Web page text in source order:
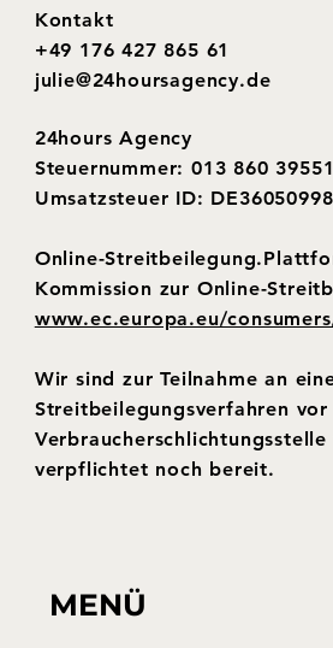
Kontakt
+49 176 427 865 61
julie@24hoursagency.de
24hours Agency
Steuernummer: 013 860 39551
Umsatzsteuer ID:
Online-​
Kommission zur Online-​
www.ec.europa.eu/
Wir sind zur Teilnahme an
Streitbeilegungsverfahren vor
verpflichtet noch bereit.
MENÜ